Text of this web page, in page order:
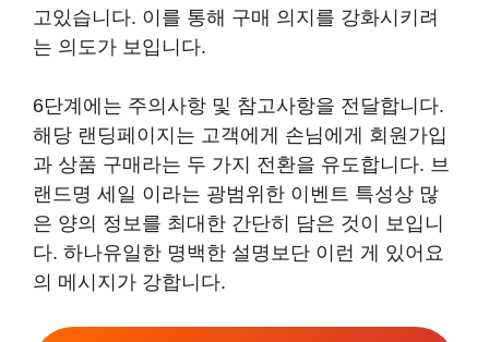
고있습니다. 이를 통해 구매 의지를 강화시키려
는 의도가 보입니다.
6단계에는 주의사항 및 참고사항을 전달합니다.
해당 랜딩페이지는 고객에게 손님에게 회원가입
과 상품 구매라는 두 가지 전환을 유도합니다. 브
랜드명 세일 이라는 광범위한 이벤트 특성상 많
은 양의 정보를 최대한 간단히 담은 것이 보입니
다. 하나유일한 명백한 설명보단 이런 게 있어요
의 메시지가 강합니다.